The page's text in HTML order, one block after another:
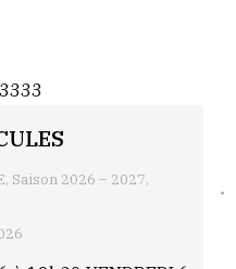
, Saison 2026 – 2027,